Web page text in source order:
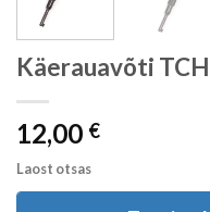
Käerauavõti TCH
12,00 €
Laost otsas